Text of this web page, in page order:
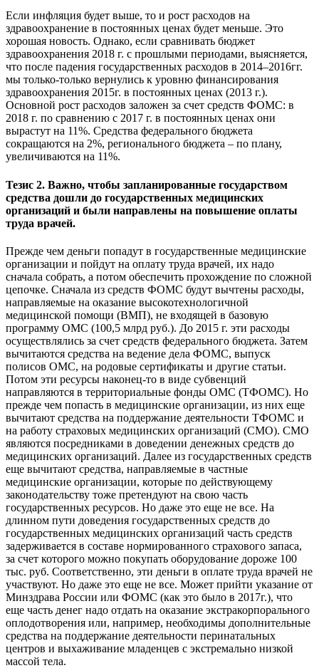
Если инфляция будет выше, то и рост расходов на
здравоохранение в постоянных ценах будет меньше. Это
хорошая новость. Однако, если сравнивать бюджет
здравоохранения 2018 г. с прошлыми периодами, выясняется,
что после падения государственных расходов в 2014–2016гг.
мы только-только вернулись к уровню финансирования
здравоохранения 2015г. в постоянных ценах (2013 г.).
Основной рост расходов заложен за счет средств ФОМС: в
2018 г. по сравнению с 2017 г. в постоянных ценах они
вырастут на 11%. Средства федерального бюджета
сокращаются на 2%, регионального бюджета – по плану,
увеличиваются на 11%.
Тезис 2. Важно, чтобы запланированные государством
средства дошли до государственных медицинских
организаций и были направлены на повышение оплаты
труда врачей.
Прежде чем деньги попадут в государственные медицинские
организации и пойдут на оплату труда врачей, их надо
сначала собрать, а потом обеспечить прохождение по сложной
цепочке. Сначала из средств ФОМС будут вычтены расходы,
направляемые на оказание высокотехнологичной
медицинской помощи (ВМП), не входящей в базовую
программу ОМС (100,5 млрд руб.). До 2015 г. эти расходы
осуществлялись за счет средств федерального бюджета. Затем
вычитаются средства на ведение дела ФОМС, выпуск
полисов ОМС, на родовые сертификаты и другие статьи.
Потом эти ресурсы наконец-то в виде субвенций
направляются в территориальные фонды ОМС (ТФОМС). Но
прежде чем попасть в медицинские организации, из них еще
вычитают средства на поддержание деятельности ТФОМС и
на работу страховых медицинских организаций (СМО). СМО
являются посредниками в доведении денежных средств до
медицинских организаций. Далее из государственных средств
еще вычитают средства, направляемые в частные
медицинские организации, которые по действующему
законодательству тоже претендуют на свою часть
государственных ресурсов. Но даже это еще не все. На
длинном пути доведения государственных средств до
государственных медицинских организаций часть средств
задерживается в составе нормированного страхового запаса,
за счет которого можно покупать оборудование дороже 100
тыс. руб. Соответственно, эти деньги в оплате труда врачей не
участвуют. Но даже это еще не все. Может прийти указание от
Минздрава России или ФОМС (как это было в 2017г.), что
еще часть денег надо отдать на оказание экстракорпорального
оплодотворения или, например, необходимы дополнительные
средства на поддержание деятельности перинатальных
центров и выхаживание младенцев с экстремально низкой
массой тела.